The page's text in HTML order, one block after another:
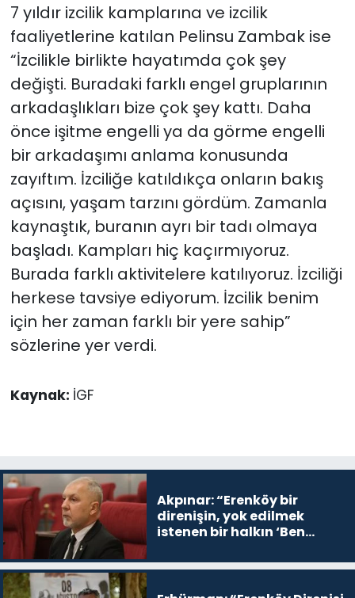
7 yıldır izcilik kamplarına ve izcilik
faaliyetlerine katılan Pelinsu Zambak ise
“İzcilikle birlikte hayatımda çok şey
değişti. Buradaki farklı engel gruplarının
arkadaşlıkları bize çok şey kattı. Daha
önce işitme engelli ya da görme engelli
bir arkadaşımı anlama konusunda
zayıftım. İzciliğe katıldıkça onların bakış
açısını, yaşam tarzını gördüm. Zamanla
kaynaştık, buranın ayrı bir tadı olmaya
başladı. Kampları hiç kaçırmıyoruz.
Burada farklı aktivitelere katılıyoruz. İzciliği
herkese tavsiye ediyorum. İzcilik benim
için her zaman farklı bir yere sahip”
sözlerine yer verdi.
Kaynak: İGF
Akpınar: “Erenköy bir
direnişin, yok edilmek
istenen bir halkın ‘Ben
devam edeceğim’ dediği